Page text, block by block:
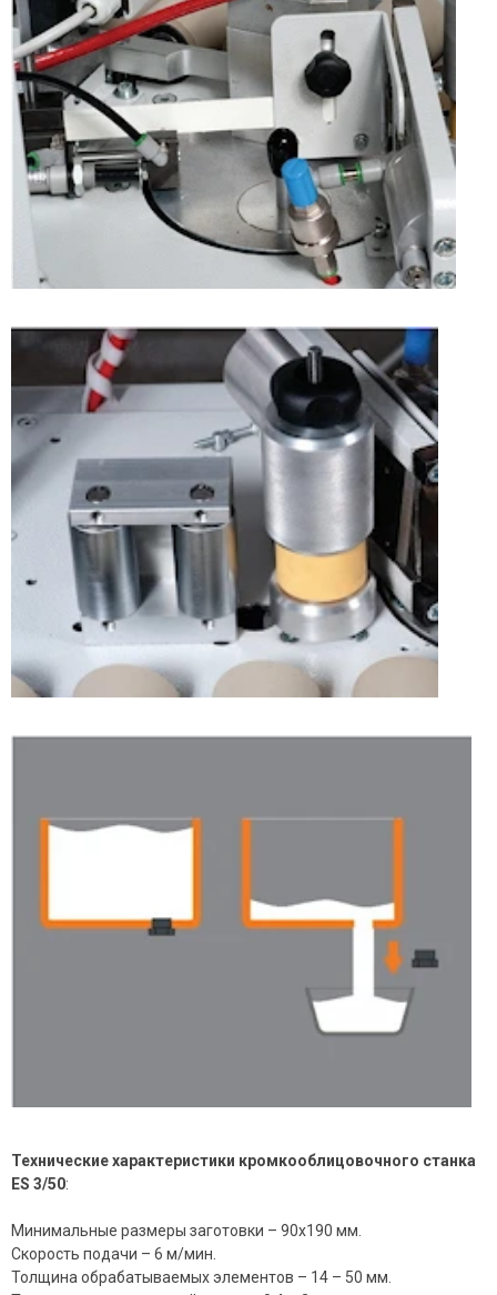
Технические характеристики кромкооблицовочного станка
ES 3/50:
Минимальные размеры заготовки – 90х190 мм.
Скорость подачи – 6 м/мин.
Толщина обрабатываемых элементов – 14 – 50 мм.